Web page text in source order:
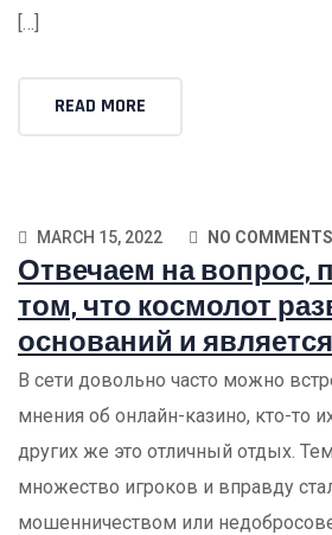
[…]
READ MORE
MARCH 15, 2022 NO COMMENTS
Отвечаем на вопрос,
том, что космолот
оснований и
В сети довольно часто можно
мнения об онлайн-казино, кто-то
других же это отличный отдых.
множество игроков и вправду
мошенничеством или